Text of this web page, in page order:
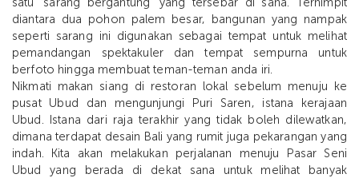
diantara dua pohon palem besar, bangunan yang nampak
seperti sarang ini digunakan sebagai tempat untuk melihat
pemandangan spektakuler dan tempat sempurna untuk
berfoto hingga membuat teman-teman anda iri.
Nikmati makan siang di restoran lokal sebelum menuju ke
pusat Ubud dan mengunjungi Puri Saren, istana kerajaan
Ubud. Istana dari raja terakhir yang tidak boleh dilewatkan,
dimana terdapat desain Bali yang rumit juga pekarangan yang
indah. Kita akan melakukan perjalanan menuju Pasar Seni
Ubud yang berada di dekat sana untuk melihat banyak